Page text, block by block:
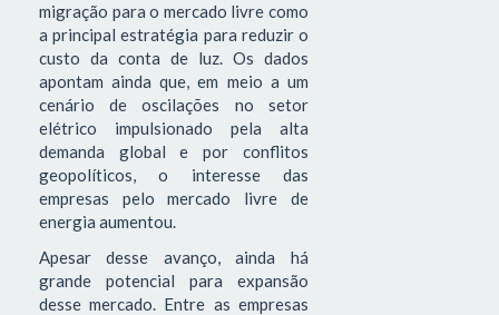
migração para o mercado livre como
a principal estratégia para reduzir o
custo da conta de luz. Os dados
apontam ainda que, em meio a um
cenário de oscilações no setor
elétrico impulsionado pela alta
demanda global e por conflitos
geopolíticos, o interesse das
empresas pelo mercado livre de
energia aumentou.
Apesar desse avanço, ainda há
grande potencial para expansão
desse mercado. Entre as empresas